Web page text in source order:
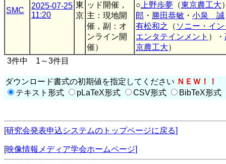
SMC
2025-07-25
11:20
東
京
ッド開催，
主：現地開
催，副：オ
ンライン開
催）
○ 上野歩夢 （東京農工大
郎 ・ 勝田恭敏 ・ 小泉 誠
有松和之
（ ソニー・イ
エンタテインメント ）・
京農工大）
3件中 1～3件目
ダウンロード書式の初期値を指定してください ＮＥＷ！！
テキスト形式
pLaTeX形式 CSV形式 BibTeX形式
[研究会発表申込システムのトップページに戻る]
[映像情報メディア学会ホームページ]